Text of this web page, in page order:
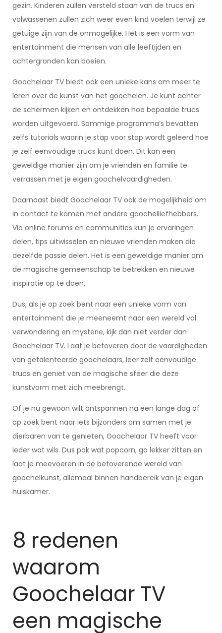
gezin. Kinderen zullen versteld staan ​​van de trucs en
volwassenen zullen zich weer even kind voelen terwijl ze
getuige zijn van de onmogelijke. Het is een vorm van
entertainment die mensen van alle leeftijden en
achtergronden kan boeien.
Goochelaar TV biedt ook een unieke kans om meer te
leren over de kunst van het goochelen. Je kunt achter
de schermen kijken en ontdekken hoe bepaalde trucs
worden uitgevoerd. Sommige programma’s bevatten
zelfs tutorials waarin je stap voor stap wordt geleerd hoe
je zelf eenvoudige trucs kunt doen. Dit kan een
geweldige manier zijn om je vrienden en familie te
verrassen met je eigen goochelvaardigheden.
Daarnaast biedt Goochelaar TV ook de mogelijkheid om
in contact te komen met andere goochelliefhebbers.
Via online forums en communities kun je ervaringen
delen, tips uitwisselen en nieuwe vrienden maken die
dezelfde passie delen. Het is een geweldige manier om
de magische gemeenschap te betrekken en nieuwe
inspiratie op te doen.
Dus, als je op zoek bent naar een unieke vorm van
entertainment die je meeneemt naar een wereld vol
verwondering en mysterie, kijk dan niet verder dan
Goochelaar TV. Laat je betoveren door de vaardigheden
van getalenteerde goochelaars, leer zelf eenvoudige
trucs en geniet van de magische sfeer die deze
kunstvorm met zich meebrengt.
Of je nu gewoon wilt ontspannen na een lange dag of
op zoek bent naar iets bijzonders om samen met je
dierbaren van te genieten, Goochelaar TV heeft voor
ieder wat wils. Dus pak wat popcorn, ga lekker zitten en
laat je meevoeren in de betoverende wereld van
goochelkunst, allemaal binnen handbereik van je eigen
huiskamer.
8 redenen
waarom
Goochelaar TV
een magische